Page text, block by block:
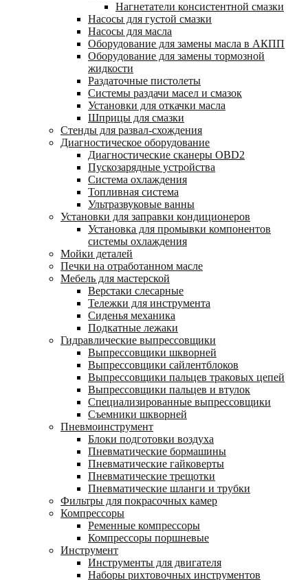
Нагнетатели консистентной смазки
Насосы для густой смазки
Насосы для масла
Оборудование для замены масла в АКПП
Оборудование для замены тормозной
жидкости
Раздаточные пистолеты
Системы раздачи масел и смазок
Установки для откачки масла
Шприцы для смазки
Стенды для развал-схождения
Диагностическое оборудование
Диагностические сканеры OBD2
Пускозарядные устройства
Система охлаждения
Топливная система
Ультразвуковые ванны
Установки для заправки кондиционеров
Установка для промывки компонентов
системы охлаждения
Мойки деталей
Печки на отработанном масле
Мебель для мастерской
Верстаки слесарные
Тележки для инструмента
Сиденья механика
Подкатные лежаки
Гидравлические выпрессовщики
Выпрессовщики шкворней
Выпрессовщики сайлентблоков
Выпрессовщики пальцев траковых цепей
Выпрессовщики пальцев и втулок
Специализированные выпрессовщики
Cъемники шкворней
Пневмоинструмент
Блоки подготовки воздуха
Пневматические бормашины
Пневматические гайковерты
Пневматические трещотки
Пневматические шланги и трубки
Фильтры для покрасочных камер
Компрессоры
Ременные компрессоры
Компрессоры поршневые
Инструмент
Инструменты для двигателя
Наборы рихтовочных инструментов